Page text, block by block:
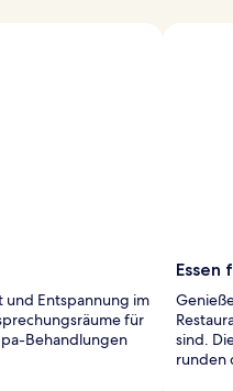
und Entspannung im
für
Behandlungen
Essen
sind.
runden